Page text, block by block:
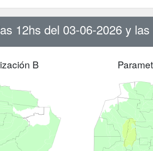
12hs del 03-06-2026 y
B